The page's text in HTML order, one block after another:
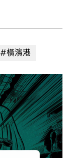
#橫濱港